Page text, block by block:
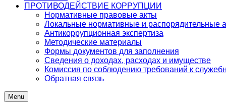
ПРОТИВОДЕЙСТВИЕ КОРРУПЦИИ
Нормативные правовые акты
Локальные нормативные и распорядительные
Антикоррупционная экспертиза
Методические материалы
Формы документов для заполнения
Сведения о доходах, расходах и имуществе
Комиссия по соблюдению требований к
Обратная связь
Menu